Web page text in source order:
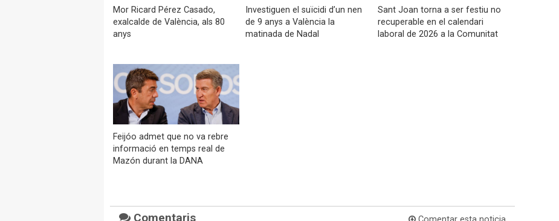
Mor Ricard Pérez Casado,
exalcalde de València, als 80
anys
Investiguen el suïcidi d’un nen
de 9 anys a València la
matinada de Nadal
Sant Joan torna a ser festiu no
recuperable en el calendari
laboral de 2026 a la Comunitat
Feijóo admet que no va rebre
informació en temps real de
Mazón durant la DANA
Comentaris